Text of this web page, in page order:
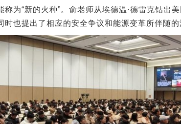
为“新的火种”。俞老师从埃德温·德雷克钻出
也提出了相应的安全争议和能源变革所伴随的